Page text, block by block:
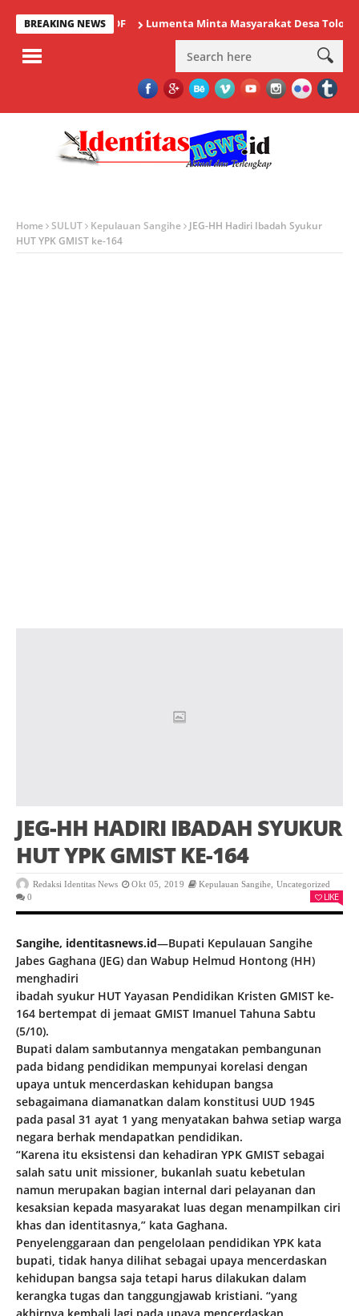
BREAKING NEWS Lumenta Minta Masyarakat Desa Tolok
Home SULUT Kepulauan Sangihe
JEG-HH Hadiri Ibadah Syukur
HUT YPK GMIST ke-164
JEG-HH HADIRI IBADAH SYUKUR
HUT YPK GMIST KE-164
Redaksi Identitas News Okt 05, 2019 Kepulauan Sangihe Uncategorized
0
LIKE
Sangihe, identitasnews.id—Bupati Kepulauan Sangihe
Jabes Gaghana (JEG) dan Wabup Helmud Hontong (HH)
menghadiri
ibadah syukur HUT Yayasan Pendidikan Kristen GMIST ke-
164 bertempat di jemaat GMIST Imanuel Tahuna Sabtu
(5/10).
Bupati dalam sambutannya mengatakan pembangunan
pada bidang pendidikan mempunyai korelasi dengan
upaya untuk mencerdaskan kehidupan bangsa
sebagaimana diamanatkan dalam konstitusi UUD 1945
pada pasal 31 ayat 1 yang menyatakan bahwa setiap warga
negara berhak mendapatkan pendidikan.
“Karena itu eksistensi dan kehadiran YPK GMIST sebagai
salah satu unit missioner, bukanlah suatu kebetulan
namun merupakan bagian internal dari pelayanan dan
kesaksian kepada masyarakat luas degan menampilkan ciri
khas dan identitasnya,” kata Gaghana.
Penyelenggaraan dan pengelolaan pendidikan YPK kata
bupati, tidak hanya dilihat sebagai upaya mencerdaskan
kehidupan bangsa saja tetapi harus dilakukan dalam
kerangka tugas dan tanggungjawab kristiani. “yang